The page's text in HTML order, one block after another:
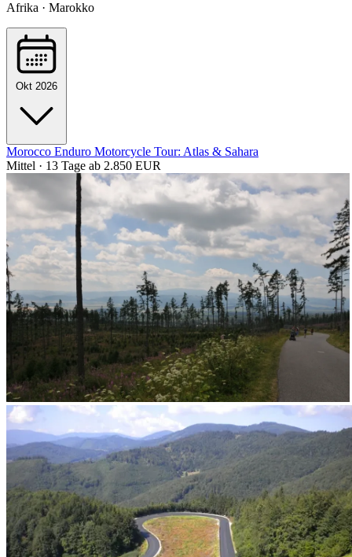
Afrika · Marokko
Okt 2026
Morocco Enduro Motorcycle Tour: Atlas & Sahara
Mittel · 13 Tage ab 2.850 EUR